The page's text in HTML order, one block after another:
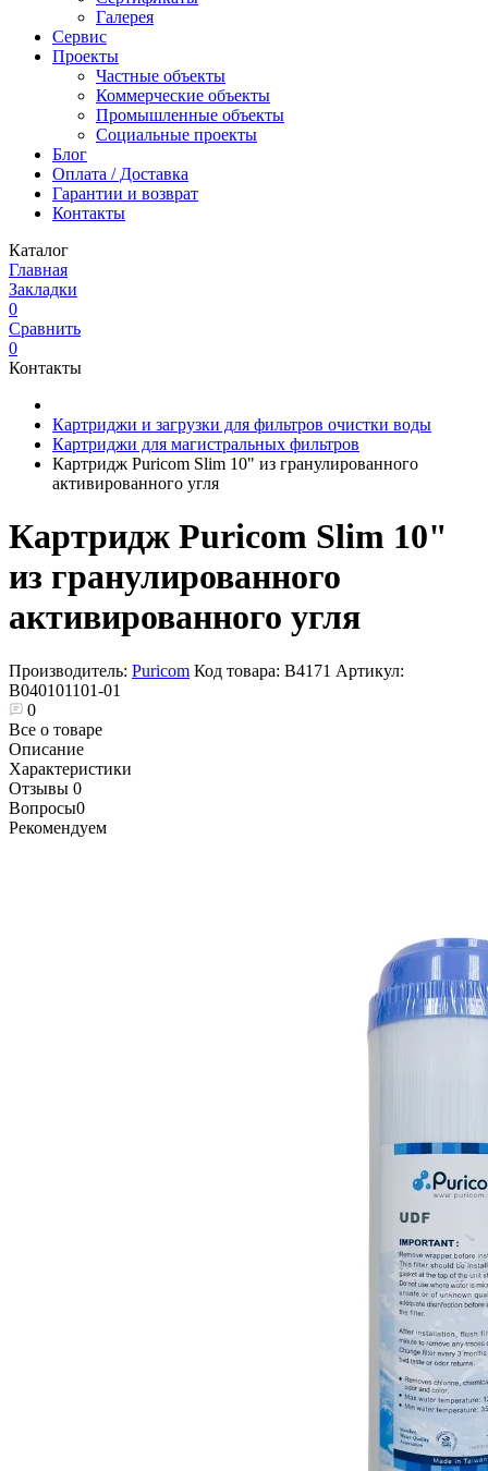
Галерея
Сервис
Проекты
Частные объекты
Коммерческие объекты
Промышленные объекты
Социальные проекты
Блог
Оплата / Доставка
Гарантии и возврат
Контакты
Каталог
Главная
Закладки
0
Сравнить
0
Контакты
Картриджи и загрузки для фильтров очистки воды
Картриджи для магистральных фильтров
Картридж Puricom Slim 10" из гранулированного
активированного угля
Картридж Puricom Slim 10"
из гранулированного
активированного угля
Производитель: Puricom Код товара: В4171 Артикул:
B040101101-01
0
Все о товаре
Описание
Характеристики
Отзывы 0
Вопросы0
Рекомендуем